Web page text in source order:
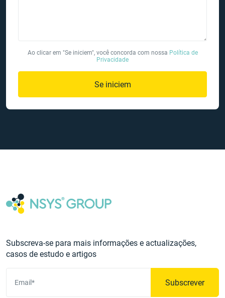
Ao clicar em "Se iniciem", você concorda com nossa Política de
Privacidade
Se iniciem
Subscreva-se para mais informações e actualizações,
casos de estudo e artigos
Email* Subscrever